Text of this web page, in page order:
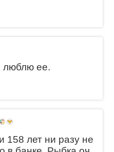
люблю ее.
158 лет ни разу не